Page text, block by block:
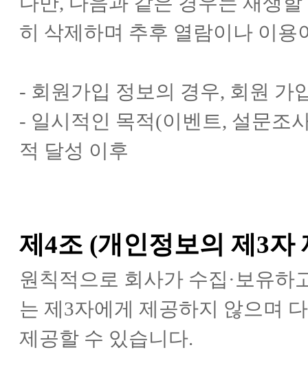
히 삭제하며 추후 열람이나 이
- 회원가입 정보의 경우, 회원 가
- 일시적인 목적(이벤트, 설문조
적 달성 이후
제4조 (개인정보의 제3자
원칙적으로 회사가 수집·보유하
는 제3자에게 제공하지 않으며
제공할 수 있습니다.